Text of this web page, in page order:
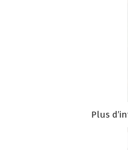
Plus